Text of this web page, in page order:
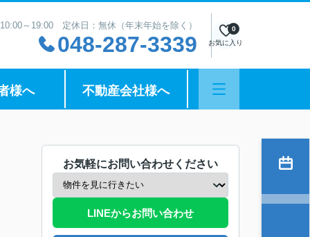
～19:00 定休日：無休（年末年始を除く）
048-287-3339 お気に入り
0
様へ 不動産会社様へ
お気軽にお問い合わせください
LINEからお問い合わせ